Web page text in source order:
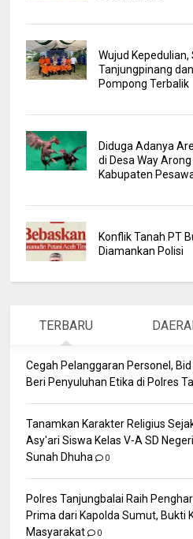
Wujud
Tanjungpinang
Pompong Terbalik
Diduga Adanya
di Desa Way
Kabupaten
Konflik Tanah PT
Diamankan Polisi
TERBARU
Cegah Pelanggaran Personel,
Beri Penyuluhan Etika di Polres
Tanamkan Karakter Religius
Asy'ari Siswa Kelas V-A SD
Sunah Dhuha
0
Polres Tanjungbalai Raih
Prima dari Kapolda Sumut, Bukti
Masyarakat
0